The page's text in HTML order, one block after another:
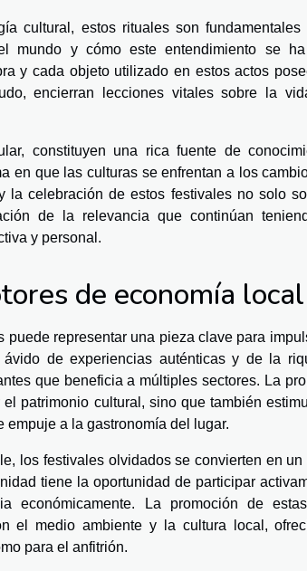
cultural, estos rituales son
mundo y cómo este entendimiento se
y cada objeto utilizado en estos actos
encierran lecciones vitales sobre la
constituyen una rica fuente de
en que las culturas se enfrentan a los
la celebración de estos festivales no solo
de la relevancia que continúan
y personal.
de economía local
puede representar una pieza clave para
de experiencias auténticas y de la
que beneficia a múltiples sectores. La
patrimonio cultural, sino que también
empuje a la gastronomía del lugar.
los festivales olvidados se convierten en
tiene la oportunidad de participar
económicamente. La promoción de
el medio ambiente y la cultura local,
para el anfitrión.